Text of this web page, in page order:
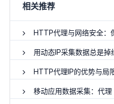
相关推荐
HTTP代理与网络安全：
用动态IP采集数据总是掉
HTTP代理IP的优势与局
移动应用数据采集：代